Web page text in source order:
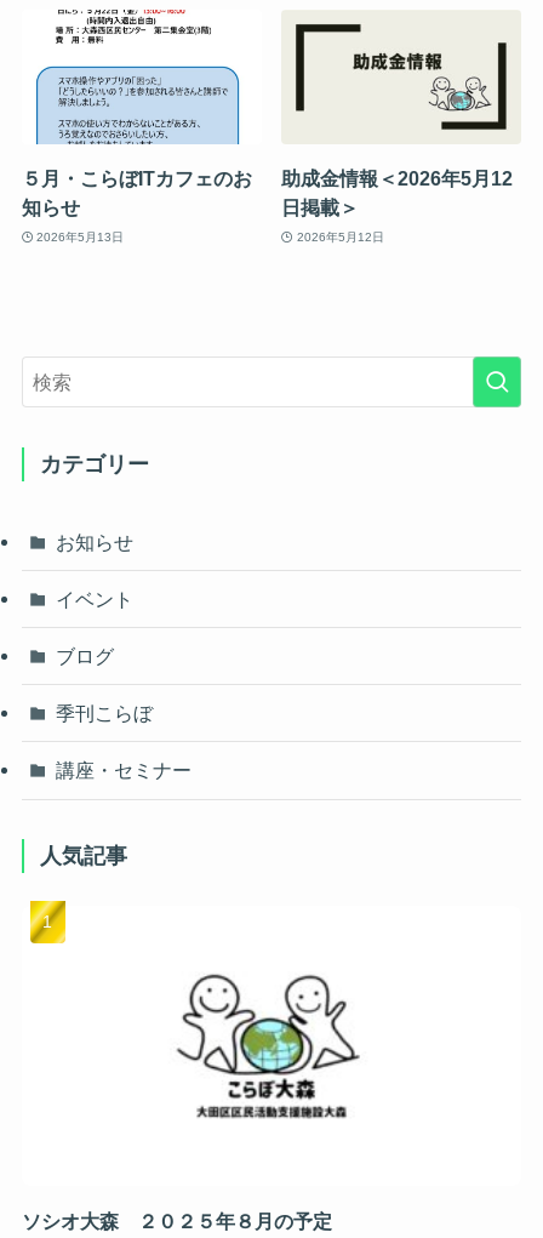
５月・こらぼITカフェのお
知らせ
2026年5月13日
助成金情報＜2026年5月12
日掲載＞
2026年5月12日
カテゴリー
お知らせ
イベント
ブログ
季刊こらぼ
講座・セミナー
人気記事
ソシオ大森 ２０２５年８月の予定